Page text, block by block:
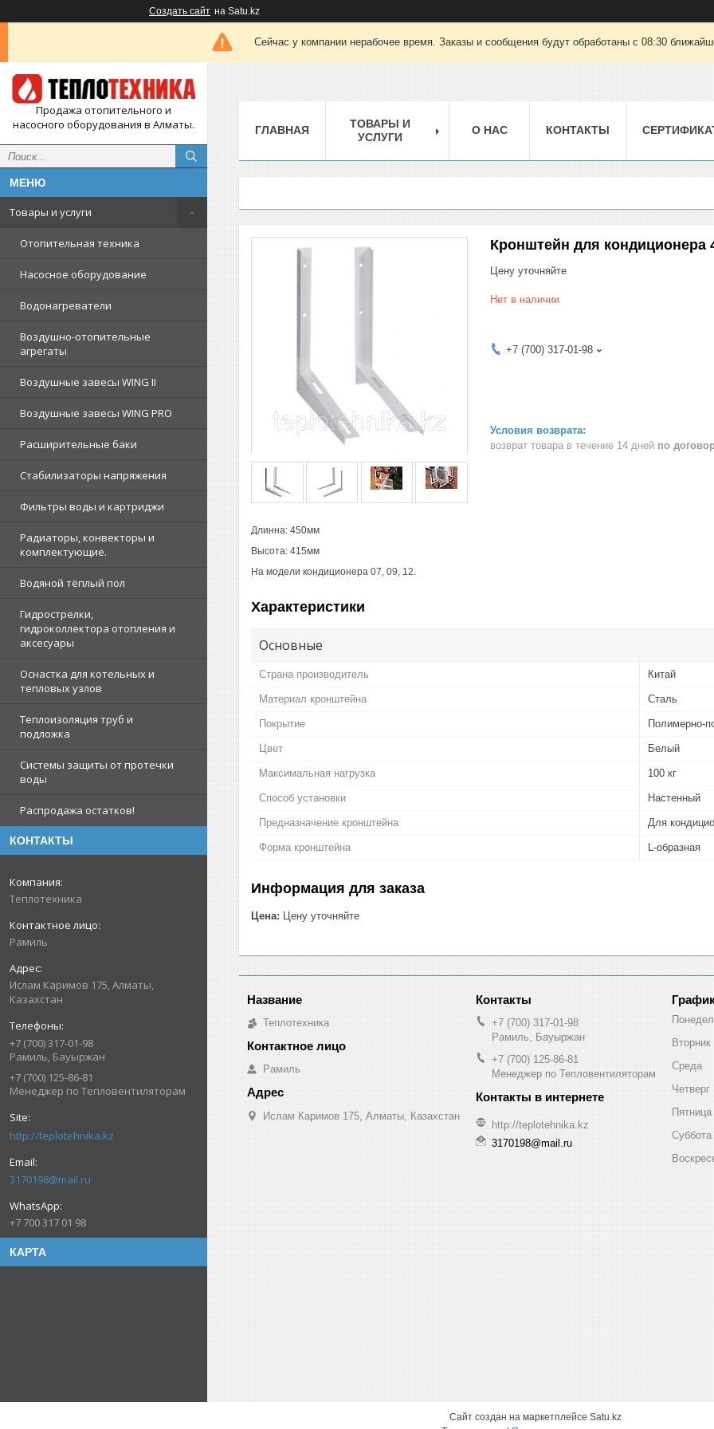
Создать сайт на Satu.kz
Сейчас у компании нерабочее время. Заказы и сообщения будут обработаны с 08:30
Продажа отопительного и
насосного оборудования в Алматы.
Товары и услуги
Отопительная техника
Насосное оборудование
Водонагреватели
Воздушно-отопительные
агрегаты
Воздушные завесы WING II
Воздушные завесы WING PRO
Расширительные баки
Стабилизаторы напряжения
Фильтры воды и картриджи
Радиаторы, конвекторы и
комплектующие.
Водяной тёплый пол
Гидрострелки,
гидроколлектора отопления и
аксесуары
Оснастка для котельных и
тепловых узлов
Теплоизоляция труб и
подложка
Системы защиты от протечки
воды
Распродажа остатков!
КОНТАКТЫ
Теплотехника
Рамиль
Ислам Каримов 175, Алматы,
Казахстан
+7 (700) 317-01-98
Рамиль, Бауыржан
+7 (700) 125-86-81
Менеджер по Тепловентиляторам
http://teplotehnika.kz
3170198@mail.ru
+7 700 317 01 98
КАРТА
ГЛАВНАЯ
ТОВАРЫ И
УСЛУГИ
О НАС КОНТАКТЫ
Кронштейн для кондиционера
Цену уточняйте
Нет в наличии
+7 (700) 317-01-98
возврат товара в течение 14 дней по
Длинна: 450мм
Высота: 415мм
На модели кондиционера 07, 09, 12.
Характеристики
Основные
Страна производитель Китай
Материал кронштейна Сталь
Покрытие Полимерно-
Цвет Белый
Максимальная нагрузка 100 кг
Способ установки Настенный
Предназначение кронштейна Для
Форма кронштейна L-образная
Информация для заказа
Цена: Цену уточняйте
Теплотехника
Рамиль
Ислам Каримов 175, Алматы, Казахстан
+7 (700) 317-01-98
Рамиль, Бауыржан
+7 (700) 125-86-81
Менеджер по Тепловентиляторам
http://teplotehnika.kz
3170198@mail.ru
Вторник
Среда
Четверг
Пятница
Суббота
Сайт создан на маркетплейсе Satu.kz